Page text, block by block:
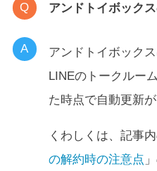
アンドトイボック
アンドトイボック
LINEのトークルー
た時点で自動更新
くわしくは、記事内
の解約時の注意点